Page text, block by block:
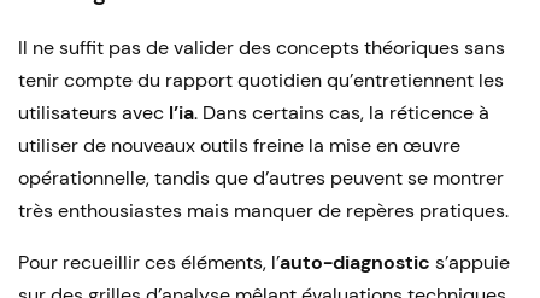
Il ne suffit pas de valider des concepts théoriques sans
tenir compte du rapport quotidien qu’entretiennent les
utilisateurs avec l’ia. Dans certains cas, la réticence à
utiliser de nouveaux outils freine la mise en œuvre
opérationnelle, tandis que d’autres peuvent se montrer
très enthousiastes mais manquer de repères pratiques.
Pour recueillir ces éléments, l’auto-diagnostic s’appuie